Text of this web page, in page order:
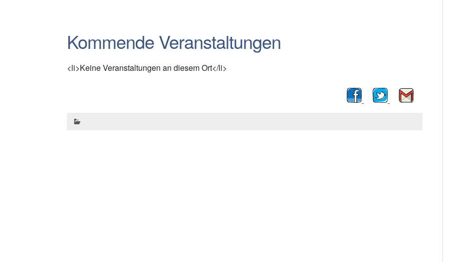
Kommende Veranstaltungen
<li>Keine Veranstaltungen an diesem Ort</li>